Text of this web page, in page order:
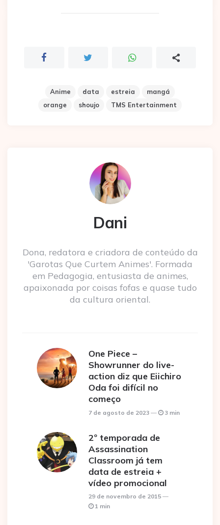
Anime data estreia
mangá
orange
shoujo TMS Entertainment
Dani
Dona, redatora e criadora de conteúdo da
'Garotas Que Curtem Animes'. Formada
em Pedagogia, entusiasta de animes,
apaixonada por coisas fofas e quase tudo
da cultura oriental.
One Piece –
Showrunner do live-
action diz que Eiichiro
Oda foi difícil no
começo
7 de agosto de 2023 3 min
2º temporada de
Assassination
Classroom já tem
data de estreia +
vídeo promocional
29 de novembro de 2015
1 min